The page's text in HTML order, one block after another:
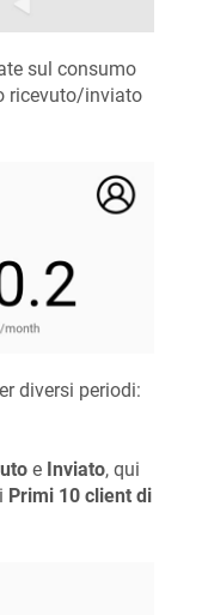
sul consumo
ricevuto/inviato
diversi periodi:
e Inviato, qui
Primi 10 client di